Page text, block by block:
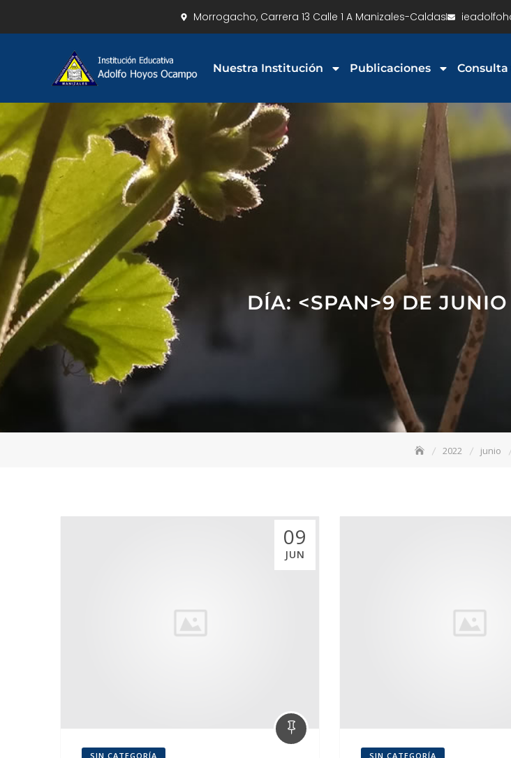
Morrogacho, Carrera 13 Calle 1 A Manizales-Caldas
Nuestra Institución Publicaciones Consulta
DÍA: <SPAN>9 DE
2022 junio
09
JUN
SIN CATEGORÍA SIN CATEGORÍA